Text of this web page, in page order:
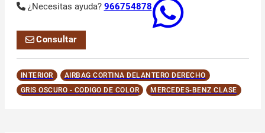
¿Necesitas ayuda? 966754878
Consultar
INTERIOR
AIRBAG CORTINA DELANTERO DERECHO
GRIS OSCURO - CODIGO DE COLOR
MERCEDES-BENZ CLASE